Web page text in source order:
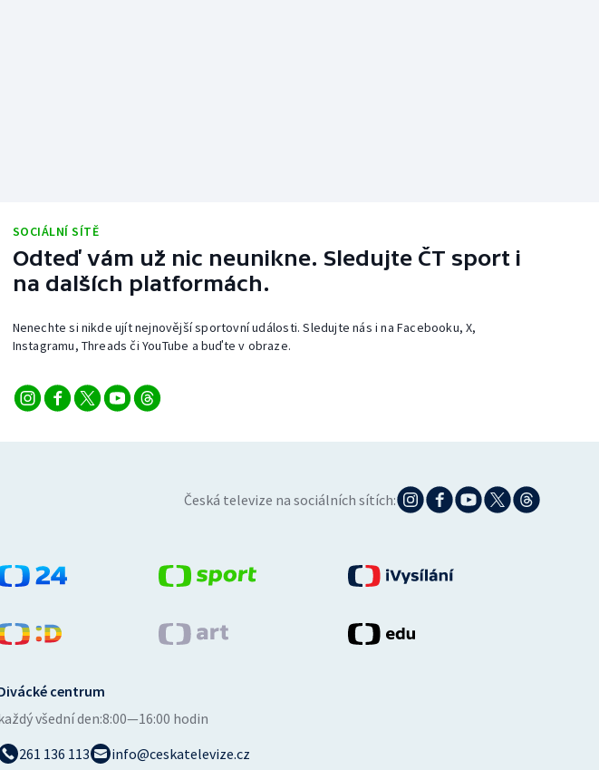
SOCIÁLNÍ SÍTĚ
Odteď vám už nic neunikne. Sledujte ČT sport i
na dalších platformách.
Nenechte si nikde ujít nejnovější sportovní události. Sledujte nás i na Facebooku, X,
Instagramu, Threads či YouTube a buďte v obraze.
Česká televize na sociálních sítích:
centrum
všední den:8:00—16:00 hodin
261 136 113
info@ceskatelevize.cz